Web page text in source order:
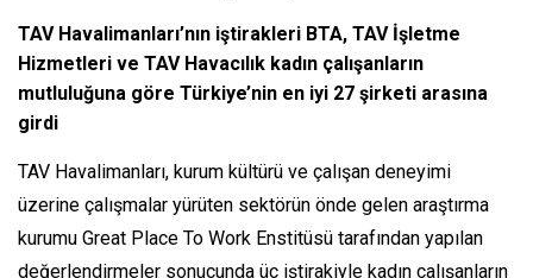
TAV Havalimanları’nın iştirakleri BTA, TAV İşletme
Hizmetleri ve TAV Havacılık kadın çalışanların
mutluluğuna göre Türkiye’nin en iyi 27 şirketi arasına
girdi
TAV Havalimanları, kurum kültürü ve çalışan deneyimi
üzerine çalışmalar yürüten sektörün önde gelen araştırma
kurumu Great Place To Work Enstitüsü tarafından yapılan
değerlendirmeler sonucunda üç iştirakiyle kadın çalışanların